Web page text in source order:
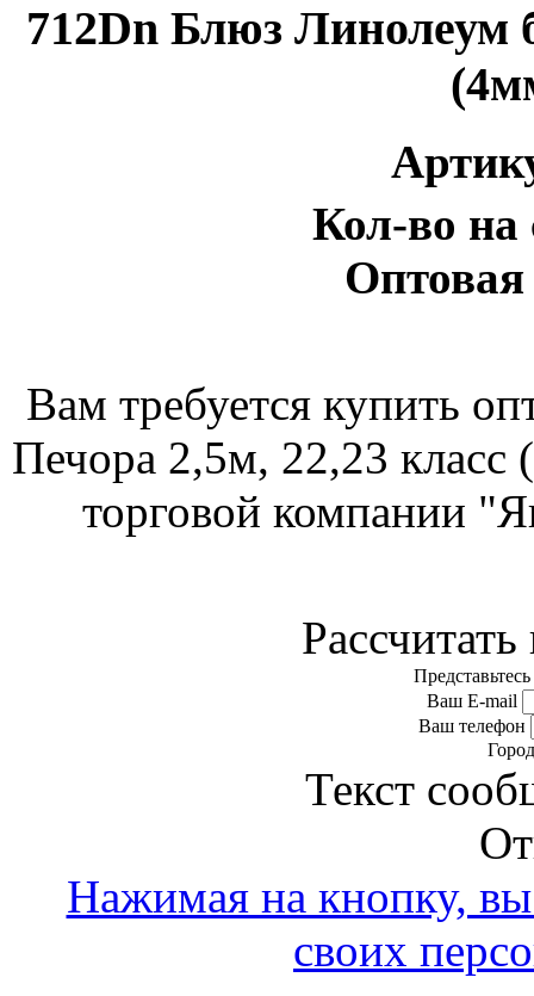
712Dn Блюз Линолеум
Кол-во на
Вам требуется купить
Печора 2,5м, 22,23
торговой компании
Представьтесь
Ваш E-mail
Ваш телефон
Город
Текст
Нажимая на кнопку, вы
своих